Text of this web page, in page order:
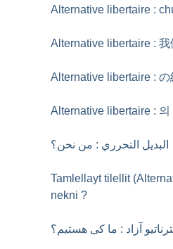
Alternative libertaire :
Alternative libertaire : 我
Alternative libertaire : の
Alternative libertaire : 의
البديل التحرري : من نحن؟
Tamlellayt tilellit
nekni ?
آزاد : ما کی هستیم؟